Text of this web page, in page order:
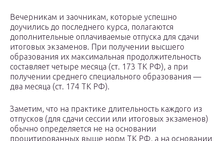
Вечерникам и заочникам, которые успешно
доучились до последнего курса, полагаются
дополнительные оплачиваемые отпуска для сдачи
итоговых экзаменов. При получении высшего
образования их максимальная продолжительность
составляет четыре месяца (ст. 173 ТК РФ), а при
получении среднего специального образования —
два месяца (ст. 174 ТК РФ).
Заметим, что на практике длительность каждого из
отпусков (для сдачи сессии или итоговых экзаменов)
обычно определяется не на основании
процитированных выше норм ТК РФ, а на основании